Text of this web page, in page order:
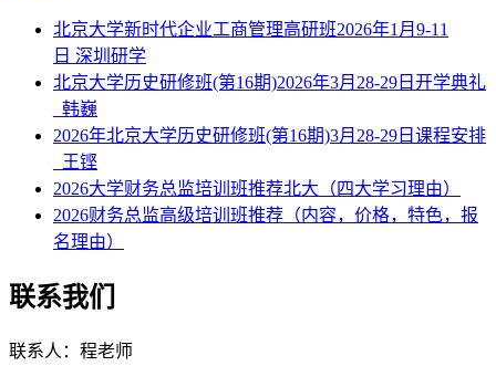
北京大学新时代企业工商管理高研班2026年1月9-11
日 深圳研学
北京大学历史研修班(第16期)2026年3月28-29日开学典礼
_韩巍
2026年北京大学历史研修班(第16期)3月28-29日课程安排
_王铿
2026大学财务总监培训班推荐北大（四大学习理由）
2026财务总监高级培训班推荐（内容，价格，特色，报
名理由）
联系我们
联系人：程老师